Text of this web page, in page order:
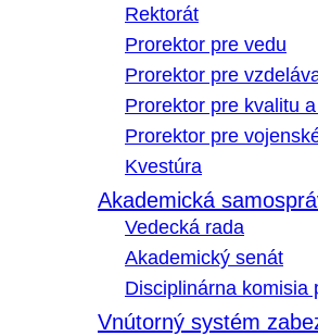
Rektorát
Prorektor pre vedu
Prorektor pre
Prorektor pre kvalitu
Prorektor pre
Kvestúra
Akademická
Vedecká rada
Akademický senát
Disciplinárna komisia
Vnútorný systém